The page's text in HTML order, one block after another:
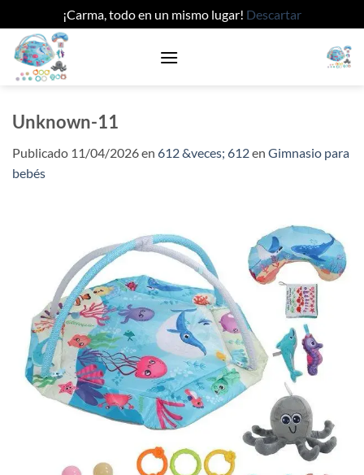
¡Carma, todo en un mismo lugar! Descartar
Saltar
contenido
Unknown-11
Publicado 11/04/2026en 612 &veces; 612en Gimnasio para
bebés